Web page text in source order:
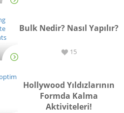
Bulk Nedir? Nasıl Yapılır?
15
Hollywood Yıldızlarının
Formda Kalma
Aktiviteleri!